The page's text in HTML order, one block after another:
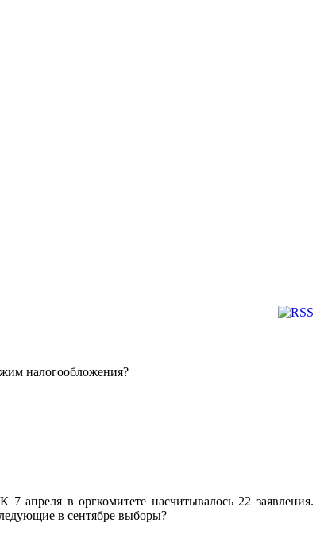
налогообложения?
апреля в оргкомитете насчитывалось 22 заявления.
в сентябре выборы?